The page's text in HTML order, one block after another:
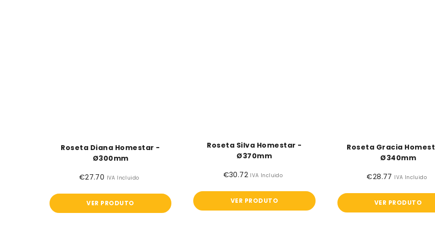
Roseta Diana Homestar -
Ø300mm
Preço
€27.70 IVA Incluido
VER PRODUTO
Roseta Silva Homestar -
Ø370mm
Preço
€30.72 IVA Incluido
VER PRODUTO
Roseta Gracia
Ø340mm
Preço
€28.77 IVA Incluido
VER PRODUTO